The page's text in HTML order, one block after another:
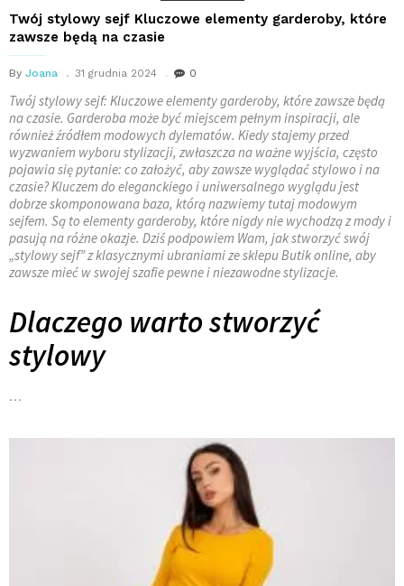
Twój stylowy sejf Kluczowe elementy garderoby, które
zawsze będą na czasie
By Joana 31 grudnia 2024 0
Twój stylowy sejf: Kluczowe elementy garderoby, które zawsze będą
na czasie. Garderoba może być miejscem pełnym inspiracji, ale
również źródłem modowych dylematów. Kiedy stajemy przed
wyzwaniem wyboru stylizacji, zwłaszcza na ważne wyjścia, często
pojawia się pytanie: co założyć, aby zawsze wyglądać stylowo i na
czasie? Kluczem do eleganckiego i uniwersalnego wyglądu jest
dobrze skomponowana baza, którą nazwiemy tutaj modowym
sejfem. Są to elementy garderoby, które nigdy nie wychodzą z mody i
pasują na różne okazje. Dziś podpowiem Wam, jak stworzyć swój
„stylowy sejf” z klasycznymi ubraniami ze sklepu Butik online, aby
zawsze mieć w swojej szafie pewne i niezawodne stylizacje.
Dlaczego warto stworzyć
stylowy
…